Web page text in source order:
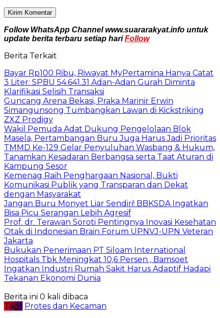
Follow WhatsApp Channel www.suararakyat.info untuk
update berita terbaru setiap hariFollow
Berita Terkait
Bayar Rp100 Ribu, Riwayat MyPertamina Hanya Catat
3 Liter: SPBU 54.641.31 Adan-Adan Gurah Diminta
Klarifikasi Selisih Transaksi
Guncang Arena Bekasi, Praka Marinir Erwin
Simangunsong Tumbangkan Lawan di Kickstriking
ZXZ Prodigy
Wakil Pemuda Adat Dukung Pengelolaan Blok
Masela, Pertambangan Buru Juga Harus Jadi Prioritas
TMMD Ke-129 Gelar Penyuluhan Wasbang & Hukum,
Tanamkan Kesadaran Berbangsa serta Taat Aturan di
Kampung Sesor
Kemenag Raih Penghargaan Nasional, Bukti
Komunikasi Publik yang Transparan dan Dekat
dengan Masyarakat
Jangan Buru Monyet Liar Sendiri! BBKSDA Ingatkan
Bisa Picu Serangan Lebih Agresif
Prof. dr. Terawan Soroti Pentingnya Inovasi Kesehatan
Otak di Indonesian Brain Forum UPNVJ-UPN Veteran
Jakarta
Bukukan Penerimaan PT Siloam International
Hospitals Tbk Meningkat 10,6 Persen , Bamsoet
Ingatkan Industri Rumah Sakit Harus Adaptif Hadapi
Tekanan Ekonomi Dunia
Berita ini 0 kali dibaca
Tag : Protes dan Kecaman